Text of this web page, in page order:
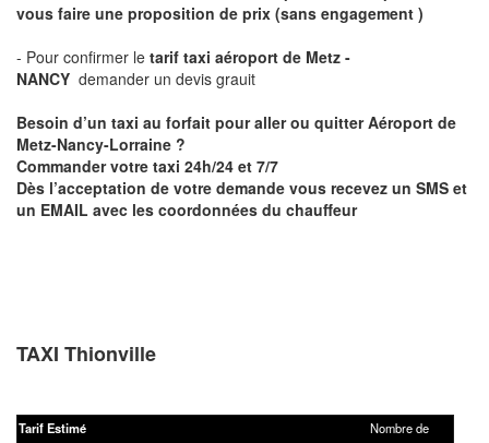
vous faire une proposition de prix (sans engagement )
- Pour confirmer le tarif taxi aéroport de Metz -
NANCY demander un devis grauit
Besoin d’un taxi au forfait pour aller ou quitter Aéroport de
Metz-Nancy-Lorraine ?
Commander votre taxi 24h/24 et 7/7
Dès l’acceptation de votre demande vous recevez un SMS et
un EMAIL avec les coordonnées du chauffeur
TAXI Thionville
Tarif Estimé
Nombre de